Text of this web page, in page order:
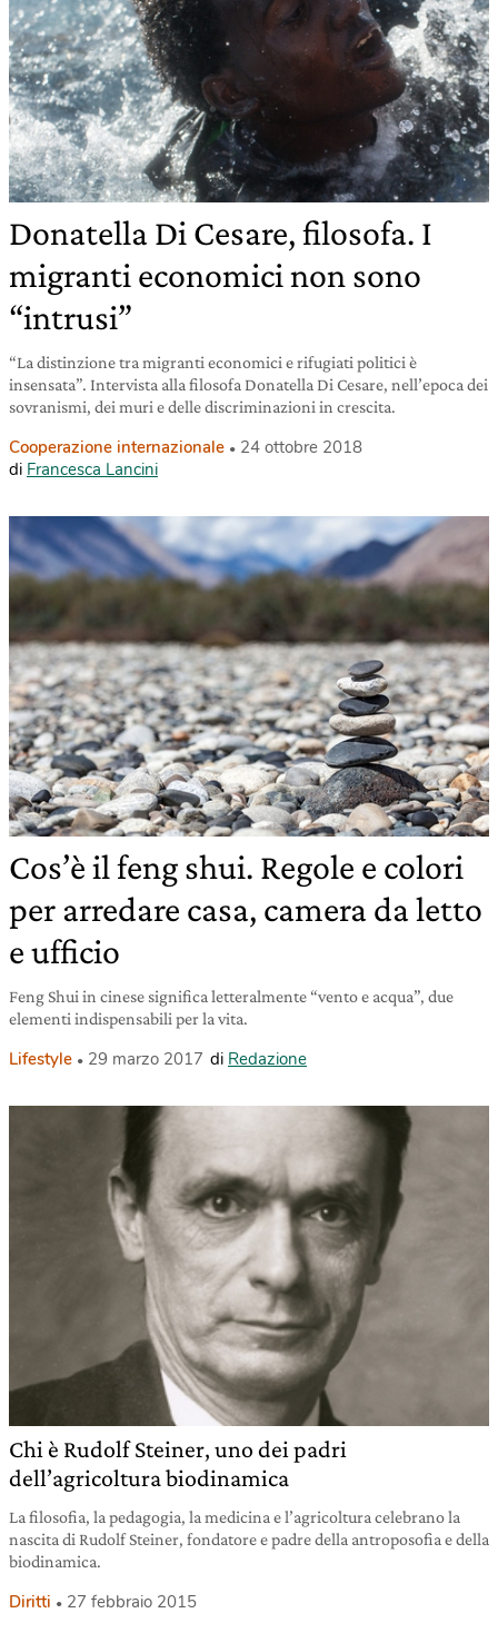
Donatella Di Cesare, filosofa. I
migranti economici non sono
“intrusi”
“La distinzione tra migranti economici e rifugiati politici è
insensata”. Intervista alla filosofa Donatella Di Cesare, nell’epoca dei
sovranismi, dei muri e delle discriminazioni in crescita.
Cooperazione internazionale
24 ottobre 2018
di Francesca Lancini
Cos’è il feng shui. Regole e colori
per arredare casa, camera da letto
e ufficio
Feng Shui in cinese significa letteralmente “vento e acqua”, due
elementi indispensabili per la vita.
Lifestyle 29 marzo 2017 di Redazione
Chi è Rudolf Steiner, uno dei padri
dell’agricoltura biodinamica
La filosofia, la pedagogia, la medicina e l’agricoltura celebrano la
nascita di Rudolf Steiner, fondatore e padre della antroposofia e della
biodinamica.
Diritti 27 febbraio 2015